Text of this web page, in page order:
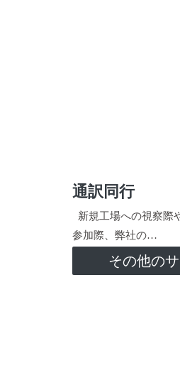
通訳同行
新規工場への視察際
参加際、弊社の…
その他の